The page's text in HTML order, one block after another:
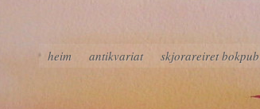
heim antikvariat skjorareiret bokpub